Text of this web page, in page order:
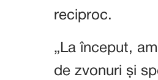
reciproc.
„La început,
de zvonuri și